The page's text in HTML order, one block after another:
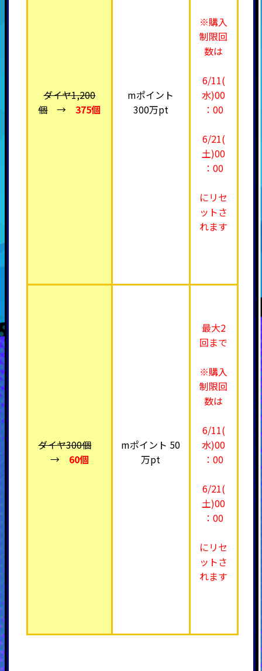
ダイヤ1,200
個→375個
mポイント
300万pt
※購入
制限回
数は
6/11(
水)00
：00
6/21(
土)00
：00
にリセ
ットさ
れます
ダイヤ300個
→ 60個
mポイント 50
万pt
最大2
回まで
※購入
制限回
数は
6/11(
水)00
：00
6/21(
土)00
：00
にリセ
ットさ
れます